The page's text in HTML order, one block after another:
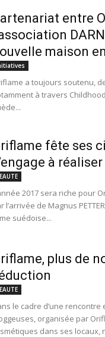
entre
maison
a toujours soutenu,
à travers
fête ses
à
2017 sera riche pour
l’arrivée de Magnus
suédoise...
plus de
le cadre d’une
organisée par
dans ses locaux,